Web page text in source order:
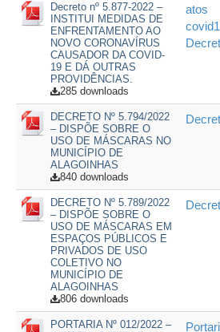
Decreto nº 5.877-2022 –
INSTITUI MEDIDAS DE
ENFRENTAMENTO AO
NOVO CORONAVÍRUS
CAUSADOR DA COVID-
19 E DÁ OUTRAS
PROVIDÊNCIAS.
285 downloads
atos
DECRETO Nº 5.794/2022
– DISPÕE SOBRE O
USO DE MÁSCARAS NO
MUNICÍPIO DE
ALAGOINHAS
840 downloads
DECRETO Nº 5.789/2022
– DISPÕE SOBRE O
USO DE MÁSCARAS EM
ESPAÇOS PÚBLICOS E
PRIVADOS DE USO
COLETIVO NO
MUNICÍPIO DE
ALAGOINHAS
806 downloads
PORTARIA Nº 012/2022 –